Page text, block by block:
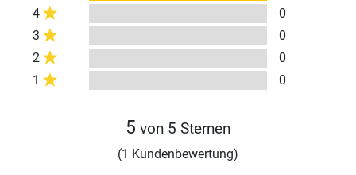
4
0
3
0
2
0
1
0
5 von 5 Sternen
(1 Kundenbewertung)